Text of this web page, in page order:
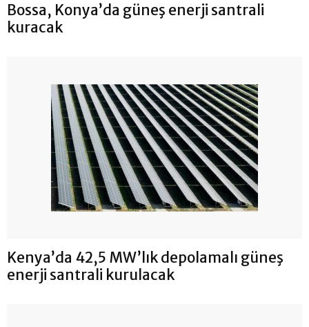
Bossa, Konya’da güneş enerji santrali
kuracak
Kenya’da 42,5 MW’lık depolamalı güneş
enerji santrali kurulacak